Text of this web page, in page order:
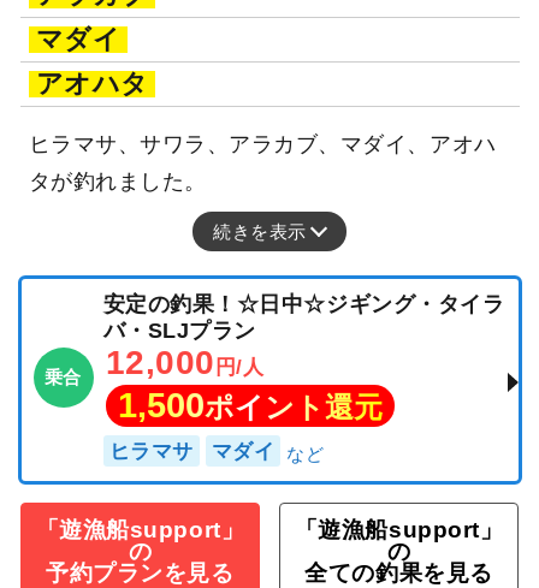
マダイ
アオハタ
ヒラマサ、サワラ、アラカブ、マダイ、アオハ
タが釣れました。
続きを表示
乗合
安定の釣果！☆日中☆ジギング・タイラ
バ・SLJプラン
12,000 円/人
1,500ポイント還元
ヒラマサ マダイ
「遊漁船support」
の
予約プランを見る
「遊漁船support」
の
全ての釣果を見る